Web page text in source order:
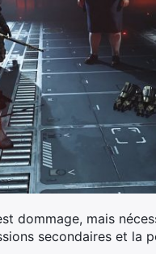
dommage, mais
secondaires et la